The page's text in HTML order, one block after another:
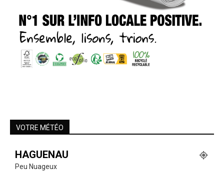
VOTRE MÉTÉO
HAGUENAU
Peu Nuageux